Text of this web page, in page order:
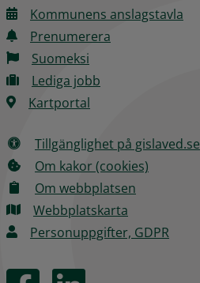
Kommunens anslagstavla
Prenumerera
Suomeksi
Lediga jobb
Kartportal
Tillgänglighet på gislaved.se
Om kakor (cookies)
Om webbplatsen
Webbplatskarta
Personuppgifter, GDPR